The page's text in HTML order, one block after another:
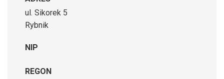
ul. Sikorek 5
Rybnik
NIP
REGON